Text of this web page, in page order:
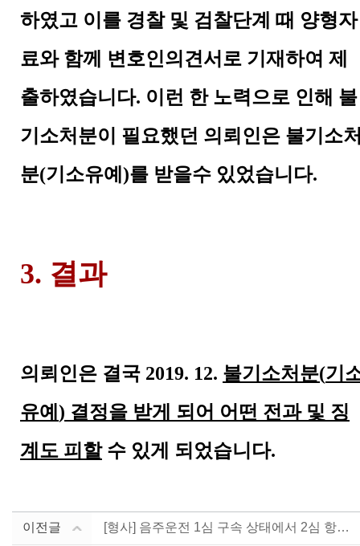
하였고 이를 경찰 및 검찰단계 때 양형자
료와 함께 변호인의견서로 기재하여 제
출하였습니다. 이런 한 노력으로 인해 불
기소처분이 필요했던 의뢰인은 불기소
분(기소유예 )를 받을수 있었습니다.
3. 결과
의뢰인은 결국 2019. 12. 불기소처분(기
유예 ) 결정을 받게 되어 어떤 전과 및 징
계도 피할수 있게 되었습니다.
이전글 [형사] 음주운전 1심 구속 상태에서 2심 항소심으로....